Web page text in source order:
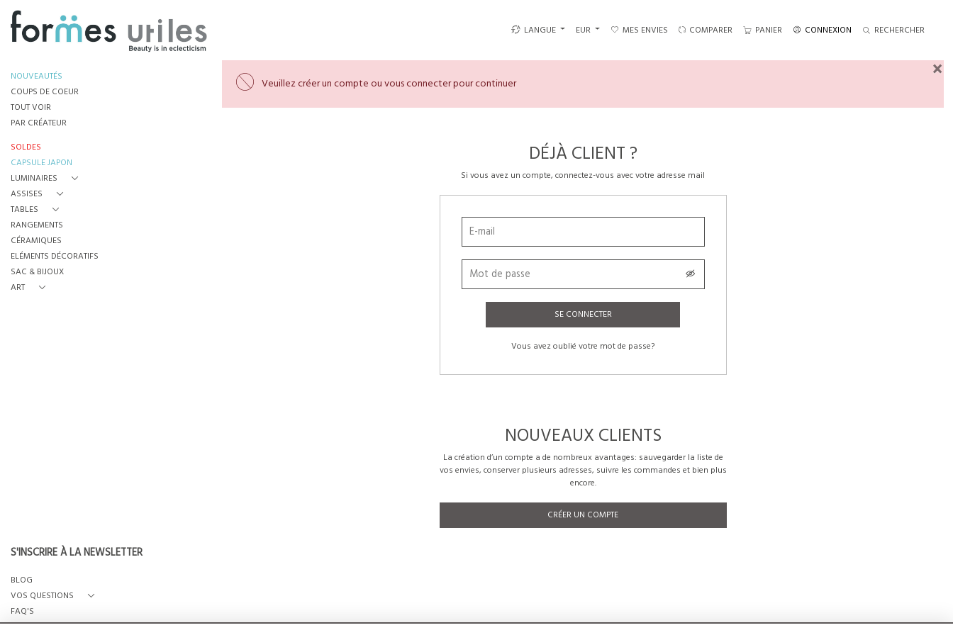
LANGUE EUR MES ENVIES COMPARER PANIER CONNEXION RECHERCHER
NOUVEAUTÉS
COUPS DE COEUR
TOUT VOIR
PAR CRÉATEUR
SOLDES
CAPSULE JAPON
LUMINAIRES
ASSISES
TABLES
RANGEMENTS
CÉRAMIQUES
ELÉMENTS DÉCORATIFS
SAC & BIJOUX
ART
S'INSCRIRE À LA NEWSLETTER
BLOG
VOS QUESTIONS
FAQ'S
QUI SOMMES-NOUS?
Veuillez créer un compte ou vous connecter pour continuer
×
DÉJÀ CLIENT ?
Si vous avez un compte, connectez-vous avec votre adresse mail
SE CONNECTER
Vous avez oublié votre mot de passe?
NOUVEAUX CLIENTS
La création d’un compte a de nombreux avantages: sauvegarder la liste de
vos envies, conserver plusieurs adresses, suivre les commandes et bien plus
encore.
CRÉER UN COMPTE